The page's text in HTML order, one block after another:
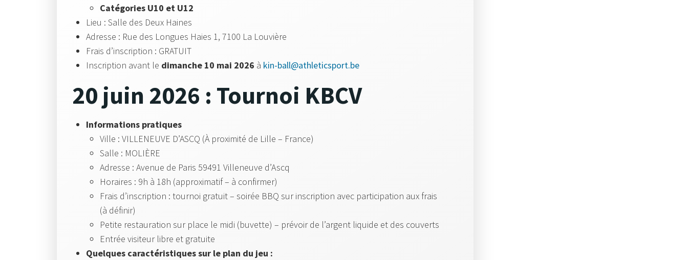
Catégories U10 et U12
Lieu : Salle des Deux Haines
Adresse : Rue des Longues Haies 1, 7100 La Louvière
Frais d’inscription : GRATUIT
Inscription avant le dimanche 10 mai 2026 à kin-ball@athleticsport.be
20 juin 2026 : Tournoi KBCV
Informations pratiques
Ville : VILLENEUVE D’ASCQ (À proximité de Lille – France)
Salle : MOLIÈRE
Adresse : Avenue de Paris 59491 Villeneuve d’Ascq
Horaires : 9h à 18h (approximatif – à confirmer)
Frais d’inscription : tournoi gratuit – soirée BBQ sur inscription avec participation aux frais
(à définir)
Petite restauration sur place le midi (buvette) – prévoir de l’argent liquide et des couverts
Entrée visiteur libre et gratuite
Quelques caractéristiques sur le plan du jeu :